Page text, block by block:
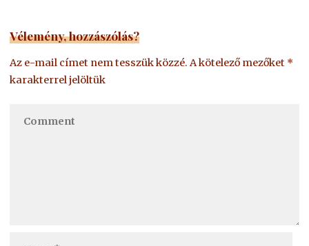
Vélemény, hozzászólás?
Az e-mail címet nem tesszük közzé. A kötelező mezőket *
karakterrel jelöltük